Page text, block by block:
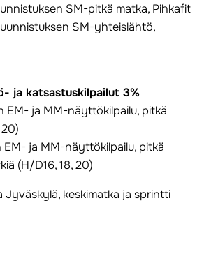
SM-pitkä matka, Pihkafit
SM-yhteislähtö,
ja katsastuskilpailut 3%
EM- ja MM-näyttökilpailu, pitkä
EM- ja MM-näyttökilpailu, pitkä
(H/D16, 18, 20)
Jyväskylä, keskimatka ja sprintti